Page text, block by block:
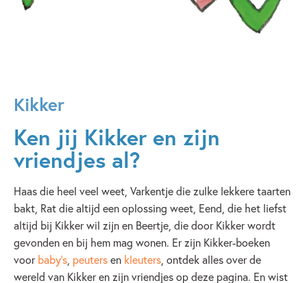
Kikker
Ken jij Kikker en zijn
vriendjes al?
Haas die heel veel weet, Varkentje die zulke lekkere taarten
bakt, Rat die altijd een oplossing weet, Eend, die het liefst
altijd bij Kikker wil zijn en Beertje, die door Kikker wordt
gevonden en bij hem mag wonen. Er zijn Kikker-boeken
voorbaby's, peutersen kleuters, ontdek alles over de
wereld van Kikker en zijn vriendjes op deze pagina. En wist